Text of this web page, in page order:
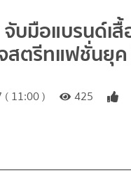
มือแบรนด์เสื้
สตรีทแฟชั่นยุ
( 11:00 ) 425